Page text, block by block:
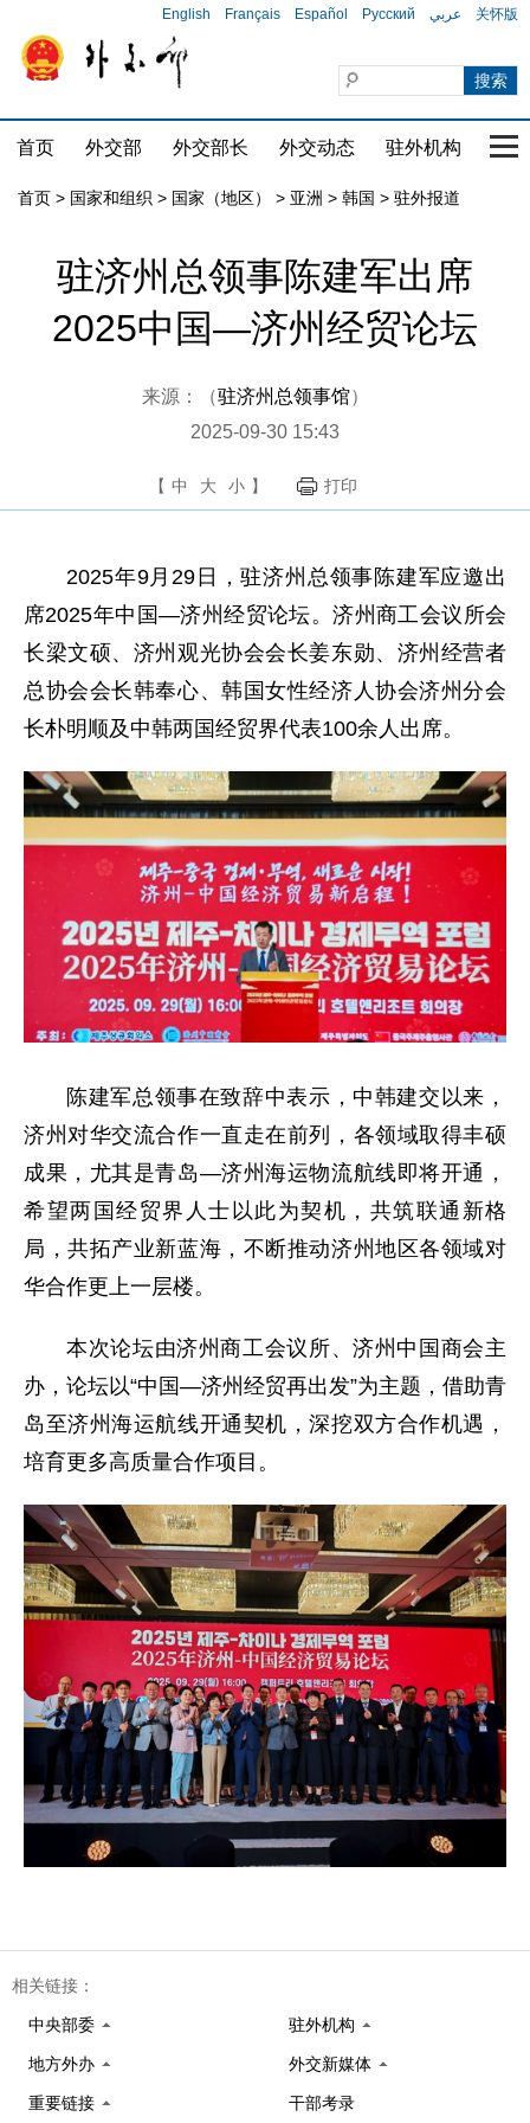
English Français Español Русский عربي 关怀版
首页 外交部 外交部长 外交动态 驻外机构 国
首页 > 国家和组织 > 国家（地区） > 亚洲 > 韩国 > 驻外报道
驻济州总领事陈建军出席
2025中国—济州经贸论坛
来源：（驻济州总领事馆）
2025-09-30 15:43
【 中 大 小 】 打印
2025年9月29日，驻济州总领事陈建军应邀出
席2025年中国—济州经贸论坛。济州商工会议所会
长梁文硕、济州观光协会会长姜东勋、济州经营者
总协会会长韩奉心、韩国女性经济人协会济州分会
长朴明顺及中韩两国经贸界代表100余人出席。
陈建军总领事在致辞中表示，中韩建交以来，
济州对华交流合作一直走在前列，各领域取得丰硕
成果，尤其是青岛—济州海运物流航线即将开通，
希望两国经贸界人士以此为契机，共筑联通新格
局，共拓产业新蓝海，不断推动济州地区各领域对
华合作更上一层楼。
本次论坛由济州商工会议所、济州中国商会主
办，论坛以“中国—济州经贸再出发”为主题，借助青
岛至济州海运航线开通契机，深挖双方合作机遇，
培育更多高质量合作项目。
相关链接：
中央部委 驻外机构
地方外办 外交新媒体
重要链接 干部考录